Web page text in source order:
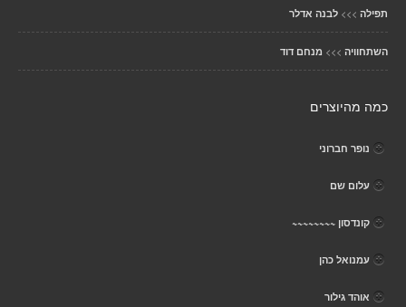
תפילה >>> לבנה אדלר
השתחוויה >>> מנחם דוד
כמה מהיוצרים
נופר חברוני
עלום שם
קונדסון ~~~~~~~~
עמנואל כהן
אוהד גילור